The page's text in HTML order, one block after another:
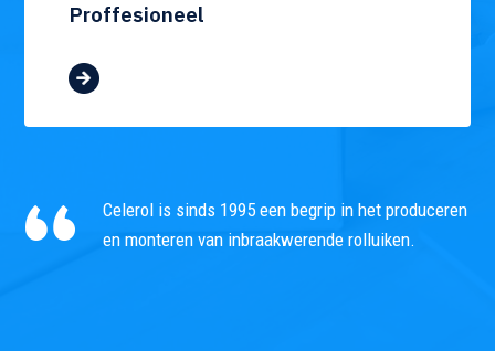
Proffesioneel
Celerol is sinds 1995 een begrip in het produceren
en monteren van inbraakwerende rolluiken.